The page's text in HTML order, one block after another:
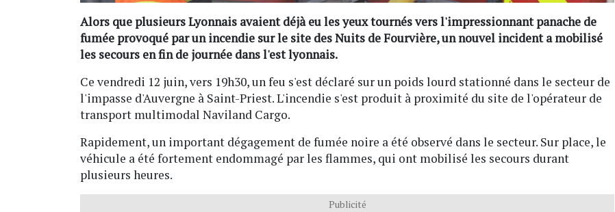
Alors que plusieurs Lyonnais avaient déjà eu les yeux tournés vers l'impressionnant panache de
fumée provoqué par un incendie sur le site des Nuits de Fourvière, un nouvel incident a mobilisé
les secours en fin de journée dans l'est lyonnais.
Ce vendredi 12 juin, vers 19h30, un feu s'est déclaré sur un poids lourd stationné dans le secteur de
l'impasse d'Auvergne à Saint-Priest. L'incendie s'est produit à proximité du site de l'opérateur de
transport multimodal Naviland Cargo.
Rapidement, un important dégagement de fumée noire a été observé dans le secteur. Sur place, le
véhicule a été fortement endommagé par les flammes, qui ont mobilisé les secours durant
plusieurs heures.
Publicité